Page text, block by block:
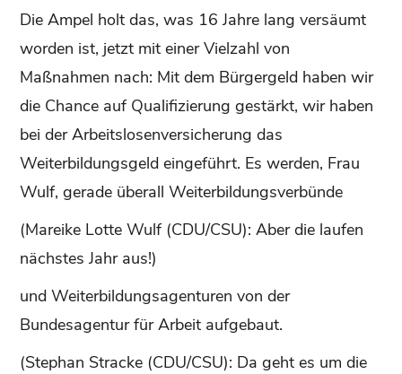
Die Ampel holt das, was 16 Jahre lang versäumt
worden ist, jetzt mit einer Vielzahl von
Maßnahmen nach: Mit dem Bürgergeld haben wir
die Chance auf Qualifizierung gestärkt, wir haben
bei der Arbeitslosenversicherung das
Weiterbildungsgeld eingeführt. Es werden, Frau
Wulf, gerade überall Weiterbildungsverbünde
(Mareike Lotte Wulf (CDU/CSU): Aber die laufen
nächstes Jahr aus!)
und Weiterbildungsagenturen von der
Bundesagentur für Arbeit aufgebaut.
(Stephan Stracke (CDU/CSU): Da geht es um die